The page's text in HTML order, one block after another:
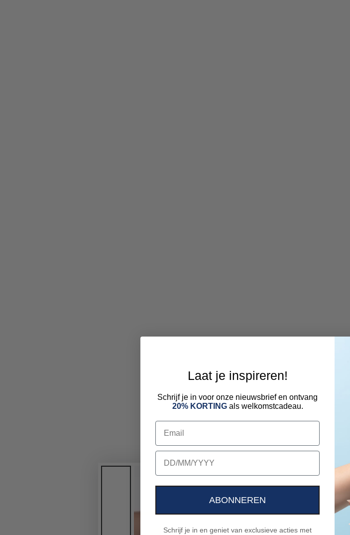
Laat je inspireren!
Schrijf je in voor onze nieuwsbrief en ontvang
20% KORTINGals welkomstcadeau.
Email
birthday
ABONNEREN
Schrijf je in en geniet van exclusieve acties met